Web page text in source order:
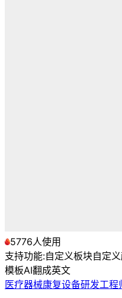
5776人使用
支持功能:自定义板块自定
模板AI翻成英文
医疗器械康复设备研发工程